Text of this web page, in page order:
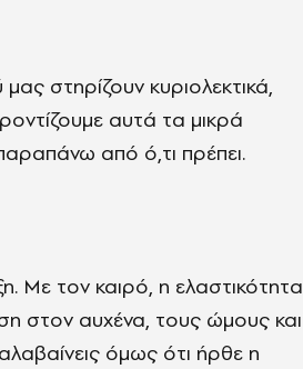
στηρίζουν κυριολεκτικά,
αυτά τα μικρά
από ό,τι πρέπει.
Με τον καιρό, η ελαστικότητα
στον αυχένα, τους ώμους και
όμως ότι ήρθε η